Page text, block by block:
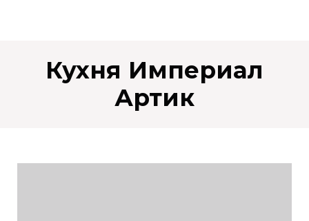
Кухня Империал
Артик